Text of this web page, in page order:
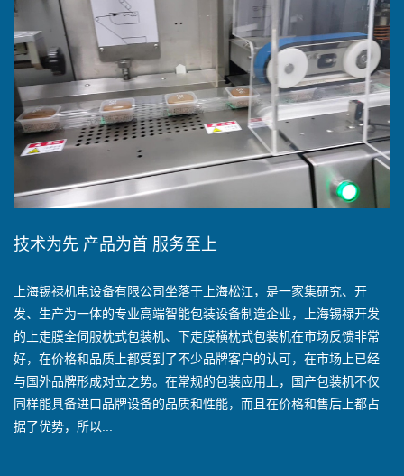
技术为先 产品为首 服务至上
上海锡禄机电设备有限公司坐落于上海松江，是一家集研究、开
发、生产为一体的专业高端智能包装设备制造企业，上海锡禄开发
的上走膜全伺服枕式包装机、下走膜横枕式包装机在市场反馈非常
好，在价格和品质上都受到了不少品牌客户的认可，在市场上已经
与国外品牌形成对立之势。在常规的包装应用上，国产包装机不仅
同样能具备进口品牌设备的品质和性能，而且在价格和售后上都占
据了优势，所以...